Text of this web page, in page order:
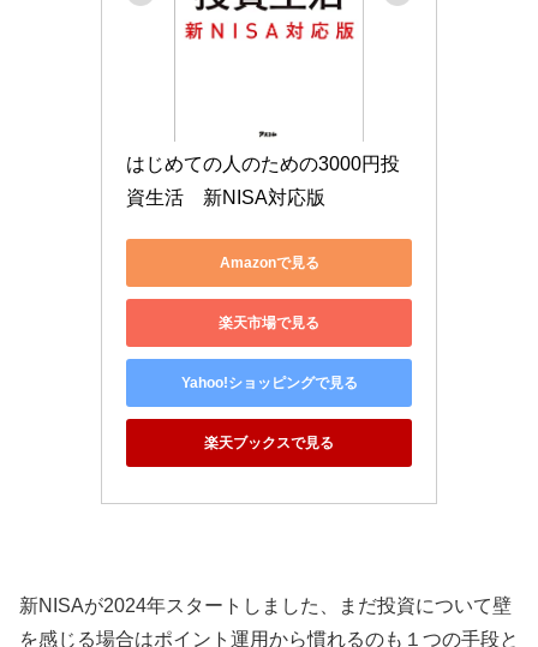
はじめての人のための3000円投
資生活　新NISA対応版
Amazonで見る
楽天市場で見る
Yahoo!ショッピングで見る
楽天ブックスで見る
新NISAが2024年スタートしました、まだ投資について壁
を感じる場合はポイント運用から慣れるのも１つの手段と